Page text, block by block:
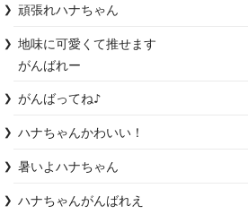
頑張れハナちゃん
地味に可愛くて推せます
がんばれー
がんばってね♪
ハナちゃんかわいい！
暑いよハナちゃん
ハナちゃんがんばれえ